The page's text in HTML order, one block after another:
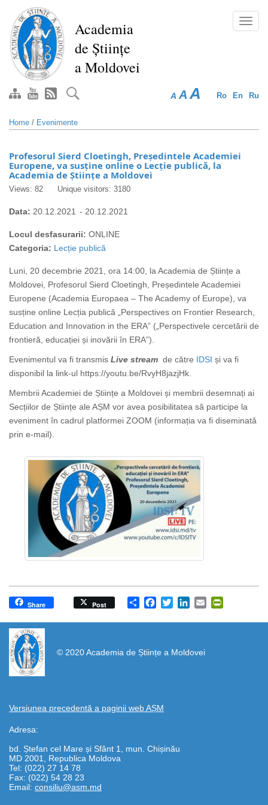
main
content
Academia
de Științe
a Moldovei
Ro En Ru
A A A
Home / Evenimente
Profesorul Sierd Cloetingh, Președintele Academiei
Europene, va susține online o Lecție publică, la
Academia de Științe a Moldovei
Views: 82 Unique visitors: 3180
Data: 20.12.2021 - 20.12.2021
Locul desfasurarii: ONLINE
Categoria: Lecție publică
Luni, 20 decembrie 2021, ora 14:00, la Academia de Științe a
Moldovei, Profesorul Sierd Cloetingh, Președintele Academiei
Europene (Academia Europaea – The Academy of Europe), va
susține online Lecția publică „Perspectives on Frontier Research,
Education and Innovation in the ERA” („Perspectivele cercetării de
frontieră, educației și inovării în ERA”).
Evenimentul va fi transmis Live stream de către IDSI și va fi
disponibil la link-ul https://youtu.be/RvyH8jazjHk
Membrii Academiei de Științe a Moldovei și membrii desemnați ai
Secțiilor de Științe ale AȘM vor avea posibilitatea să participe la
eveniment în cadrul platformei ZOOM (informația va fi diseminată
prin e-mail).
Share
Share Post Facebook
TwitterLinkedIn
Email
© 2020 Academia de Științe a Moldovei
Versiunea precedentă a paginii web AȘM
Adresa:
bd. Ștefan cel Mare și Sfânt 1, mun. Chișinău
MD 2001, Republica Moldova
Tel: (022) 27 14 78
Fax: (022) 54 28 23
Email: consiliu@asm.md
https://propletenie.ru/